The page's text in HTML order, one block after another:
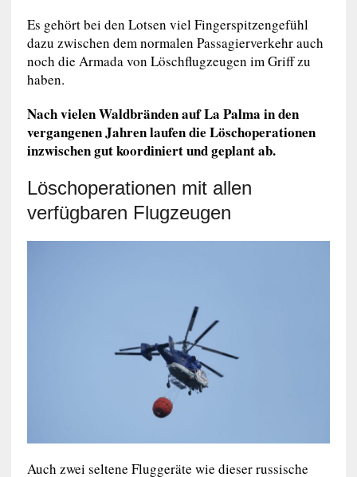
Es gehört bei den Lotsen viel Fingerspitzengefühl
dazu zwischen dem normalen Passagierverkehr auch
noch die Armada von Löschflugzeugen im Griff zu
haben.
Nach vielen Waldbränden auf La Palma in den
vergangenen Jahren laufen die Löschoperationen
inzwischen gut koordiniert und geplant ab.
Löschoperationen mit allen
verfügbaren Flugzeugen
Auch zwei seltene Fluggeräte wie dieser russische